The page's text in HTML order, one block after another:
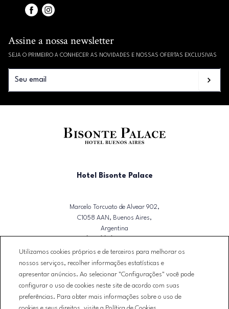
Assine a nossa newsletter
SEJA O PRIMEIRO A CONHECER AS NOVIDADES E NOSSAS OFERTAS EXCLUSIVAS
Hotel Bisonte Palace
Marcelo Torcuato de Alvear 902,
C1058 AAN, Buenos Aires,
Argentina
T. (+54)(11) 4328-4751
reservas@bisontepalace.com
CONTATO
CONDIÇÕES DE RESERVA
Utilizamos cookies próprios e de terceiros para melhorar os
nossos serviços, recolher informações estatísticas e
apresentar anúncios. Ao selecionar "Configurações" você pode
configurar o uso de cookies neste site de acordo com suas
preferências. Para obter mais informações sobre o uso de